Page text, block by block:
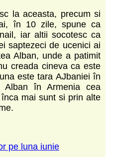
la aceasta, precum si
în 10 zile, spune ca
iar altii socotesc ca
saptezeci de ucenici ai
Alban, unde a patimit
creada cineva ca este
este tara AJbaniei în
Alban în Armenia cea
mai sunt si prin alte
pe luna iunie